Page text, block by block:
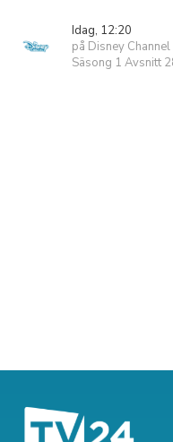
Idag, 12:20
på Disney Channel
Säsong 1 Avsnitt